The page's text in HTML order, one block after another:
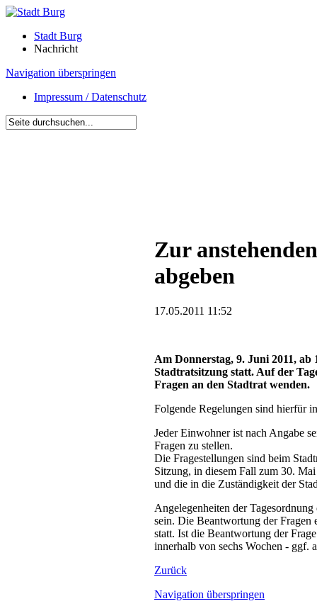
Stadt Burg
Nachricht
Navigation überspringen
Impressum / Datenschutz
Zur
abgeben
17.05.2011 11:52
Am Donnerstag, 9. Juni 2011,
Stadtratsitzung statt. Auf der
Fragen an den Stadtrat wenden.
Folgende Regelungen sind hierfür
Jeder Einwohner ist nach Angabe
Fragen zu stellen.
Die Fragestellungen sind beim
Sitzung, in diesem Fall zum 30.
und die in die Zuständigkeit der
Angelegenheiten der
sein. Die Beantwortung der Fragen
statt. Ist die Beantwortung der
innerhalb von sechs Wochen - ggf.
Zurück
Navigation überspringen